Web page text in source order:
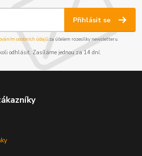
Přihlásit se
osobních údajůza účelem rozesílky newsletteru.
odhlásit. Zasíláme jednou za 14 dní.